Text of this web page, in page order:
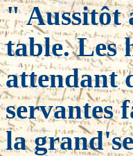
" Aussitôt
table. Les
attendant
servantes
la